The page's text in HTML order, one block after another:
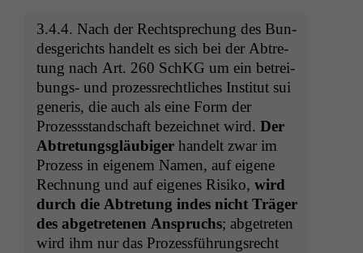
3.4.4. Nach der Recht­sprechung des Bun­
des­gerichts han­delt es sich bei der Abtre­
tung nach Art. 260 SchKG um ein betrei­
bungs- und prozess­rechtlich­es Insti­tut sui
gener­is, die auch als eine Form der
Prozess­stand­schaft beze­ich­net wird. Der
Abtre­tungs­gläu­biger han­delt zwar im
Prozess in eigen­em Namen, auf eigene
Rech­nung und auf eigenes Risiko, wird
durch die Abtre­tung indes nicht Träger
des abge­trete­nen Anspruchs; abge­treten
wird ihm nur das Prozess­führungsrecht